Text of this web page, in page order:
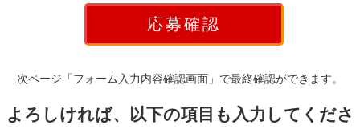
次ページ「フォーム入力内容確認画面」で最終確認ができます。
よろしければ、以下の項目も入力してくださ